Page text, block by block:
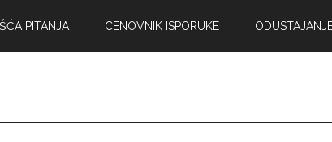
PITANJA CENOVNIK ISPORUKE